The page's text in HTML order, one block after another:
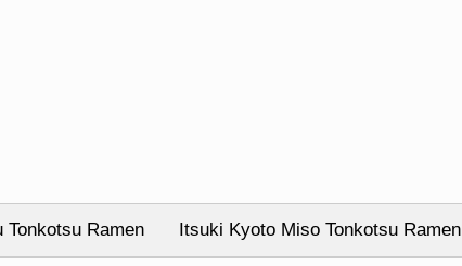
Tonkotsu Ramen Itsuki Kyoto Miso Tonkotsu Ramen